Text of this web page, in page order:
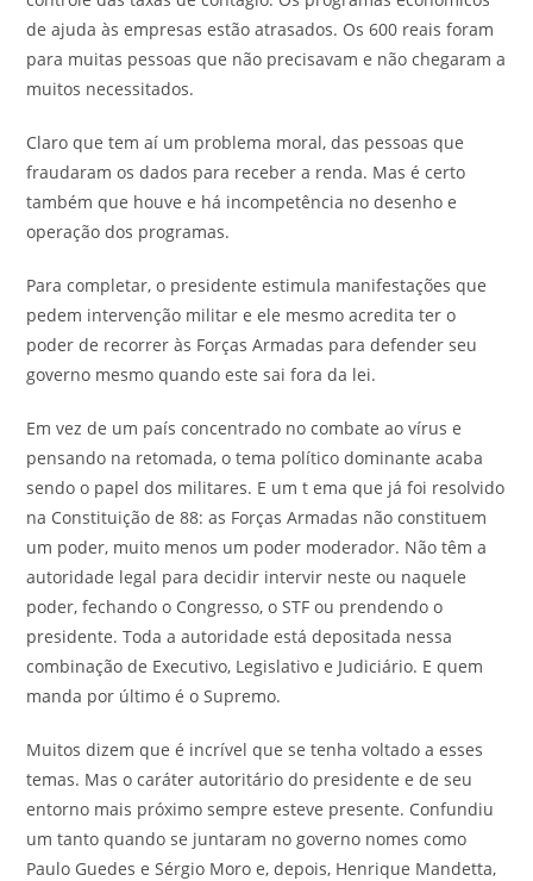
de ajuda às empresas estão atrasados. Os 600 reais foram
para muitas pessoas que não precisavam e não chegaram a
muitos necessitados.
Claro que tem aí um problema moral, das pessoas que
fraudaram os dados para receber a renda. Mas é certo
também que houve e há incompetência no desenho e
operação dos programas.
Para completar, o presidente estimula manifestações que
pedem intervenção militar e ele mesmo acredita ter o
poder de recorrer às Forças Armadas para defender seu
governo mesmo quando este sai fora da lei.
Em vez de um país concentrado no combate ao vírus e
pensando na retomada, o tema político dominante acaba
sendo o papel dos militares. E um t ema que já foi resolvido
na Constituição de 88: as Forças Armadas não constituem
um poder, muito menos um poder moderador. Não têm a
autoridade legal para decidir intervir neste ou naquele
poder, fechando o Congresso, o STF ou prendendo o
presidente. Toda a autoridade está depositada nessa
combinação de Executivo, Legislativo e Judiciário. E quem
manda por último é o Supremo.
Muitos dizem que é incrível que se tenha voltado a esses
temas. Mas o caráter autoritário do presidente e de seu
entorno mais próximo sempre esteve presente. Confundiu
um tanto quando se juntaram no governo nomes como
Paulo Guedes e Sérgio Moro e, depois, Henrique Mandetta,